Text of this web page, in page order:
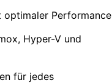
optimaler Performance
Hyper-V und
für jedes